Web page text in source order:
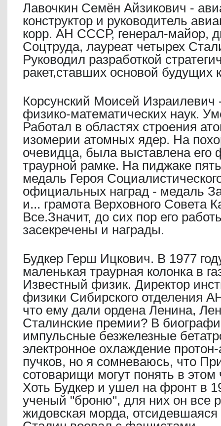
Лавочкин Семён Айзикович -
конструктор и руководитель
корр. АН СССР, генерал-майор,
Соцтруда, лауреат четырех
Руководил разработкой
ракет,ставших основой будущих
Корсунский Моисей Израилевич
физико-математических наук.
Работал в областях строения
изомерии атомных ядер. На
очевидца, была выставлена его
траурной рамке. На пиджаке
медаль Героя
официальных наград - медаль
и... грамота Верховного Совета
Все.Значит, до сих пор его
засекречены и награды.
Будкер Герш Ицкович. В 1977
маленькая траурная колонка в
Известный физик. Директор
физики Сибирского отделения
что ему дали ордена Ленина,
Сталинские премии? В
импульсные безжелезные
электронное охлаждение
пучков, но я сомневаюсь, что
сотоварищи могут понять в
Хоть Будкер и ушел на фронт в
ученый "броню", для них он все
жидовская морда,